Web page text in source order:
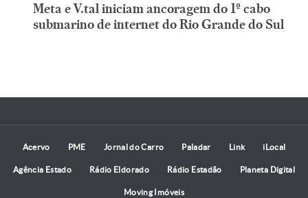
Meta e V.tal iniciam ancoragem do 1º cabo
submarino de internet do Rio Grande do Sul
Acervo PME Jornal do Carro Paladar Link iLocal
Agência Estado Rádio Eldorado Rádio Estadão Planeta Digital
Moving Imóveis